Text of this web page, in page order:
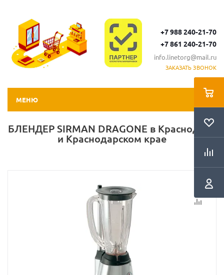
+7 988 240-21-70
+7 861 240-21-70
info.linetorg@mail.ru
ЗАКАЗАТЬ ЗВОНОК
МЕНЮ
БЛЕНДЕР SIRMAN DRAGONE в Краснодаре
и Краснодарском крае